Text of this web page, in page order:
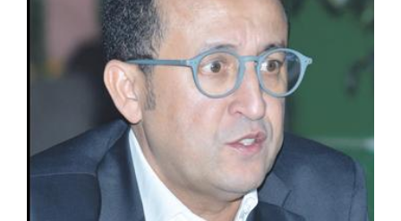
SELECTIONNEZ UNE SECTION
SÉLECTIONNEZ UNE CATÉGORIE
SÉLECTIONNEZ UN/DES PAYS